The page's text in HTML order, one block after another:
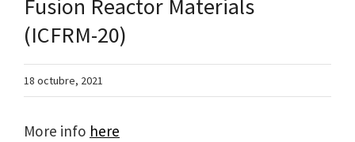
Fusion Reactor Materials
(ICFRM-20)
18 octubre, 2021
More info here